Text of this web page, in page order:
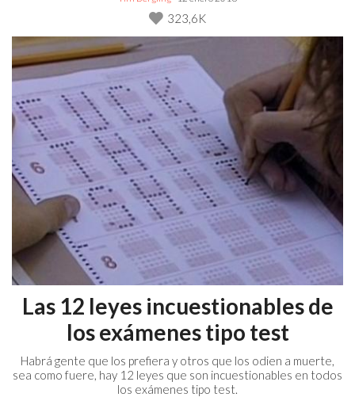
323,6K
Las 12 leyes incuestionables de
los exámenes tipo test
Habrá gente que los prefiera y otros que los odien a muerte,
sea como fuere, hay 12 leyes que son incuestionables en todos
los exámenes tipo test.